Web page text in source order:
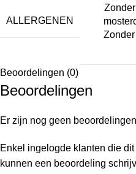
ALLERGENEN
Beoordelingen (0)
Beoordelingen
Er zijn nog geen
Enkel ingelogde klanten die
kunnen een beoordeling